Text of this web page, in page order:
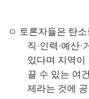
ㅇ 토론자들은 탄
직 ·인력 ·예산·
있다며 지역이
끌 수 있는 여
제라는 것에